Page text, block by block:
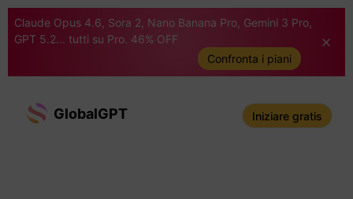
Claude Opus 4.6, Sora 2, Nano Banana Pro, Gemini 3 Pro,
GPT 5.2... tutti su Pro. 46% OFF
Confronta i piani
GlobalGPT Iniziare gratis